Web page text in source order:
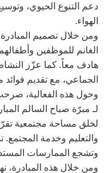
دعم التنوع الحيوي،
الهواء.
ومن خلال تصميم
الغانم للموظفين
هادف معاً. كما عزّز
الجماعي، مع تقديم
وحول هذه الفعالية،
لـ مبرّة صباح السالم
لخلق مساحة مجتمعية
والتعليم وخدمة المجتمع.
وتشجع الممارسات
ومن خلال هذه المبادرة،